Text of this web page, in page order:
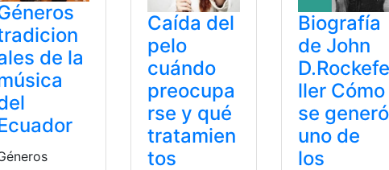
de la
Caída del
pelo
cuándo
preocupa
rse y qué
tratamien
tos
Biografía
de John
D.Rockefe
ller Cómo
se generó
uno de
los